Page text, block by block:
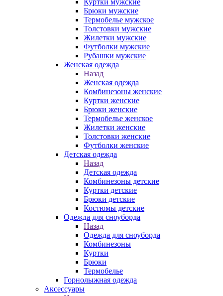
Куртки мужские
Брюки мужские
Термобелье мужское
Толстовки мужские
Жилетки мужские
Футболки мужские
Рубашки мужские
Женская одежда
Назад
Женская одежда
Комбинезоны женские
Куртки женские
Брюки женские
Термобелье женское
Жилетки женские
Толстовки женские
Футболки женские
Детская одежда
Назад
Детская одежда
Комбинезоны детские
Куртки детские
Брюки детские
Костюмы детские
Одежда для сноуборда
Назад
Одежда для сноуборда
Комбинезоны
Куртки
Брюки
Термобелье
Горнолыжная одежда
Аксессуары